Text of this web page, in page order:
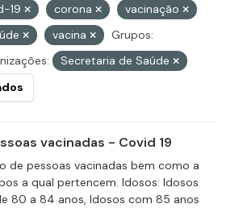
19 corona
vacinação
vacina
Grupos:
Secretaria de Saúde
vacinadas - Covid 19
de pessoas vacinadas bem como a
a qual pertencem. Idosos: Idosos
80 a 84 anos, Idosos com 85 anos